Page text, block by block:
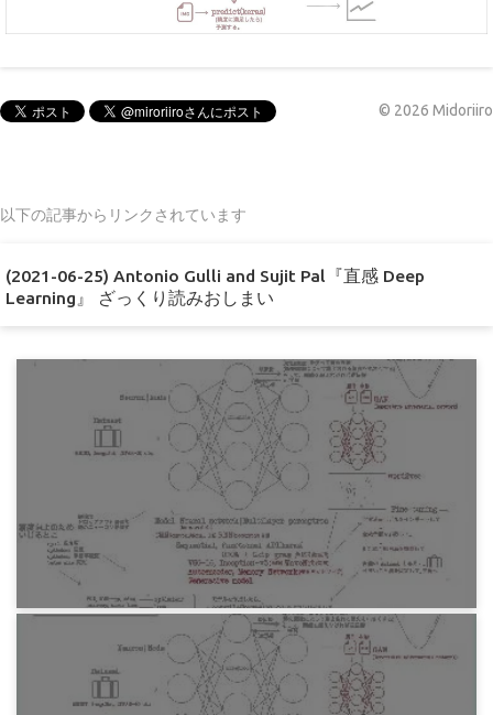
© 2026 Midoriiro
以下の記事からリンクされています
(2021-06-25) Antonio Gulli and Sujit Pal『直感 Deep
Learning』 ざっくり読みおしまい
プログラミング
Antonio Gulli and Sujit Pal『直感 Deep